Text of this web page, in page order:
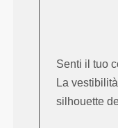
Senti il tuo
La
silhouette